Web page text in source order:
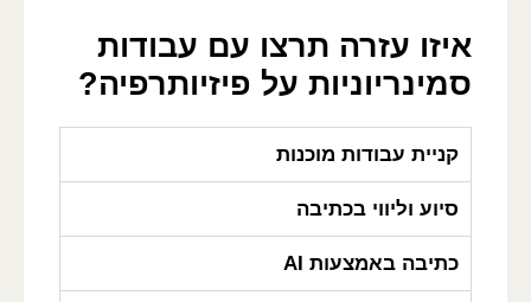
איזו עזרה תרצו עם עבודות
סמינריוניות על פיזיותרפיה?
קניית עבודות מוכנות
סיוע וליווי בכתיבה
כתיבה באמצעות AI